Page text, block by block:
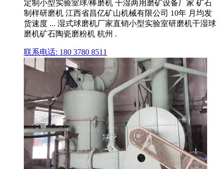
定制小型实验室球/棒磨机 干湿两用磨矿设备厂家 矿石
制样研磨机 江西省昌亿矿山机械有限公司 10年 月均发
货速度 ... 湿式球磨机厂家直销小型实验室研磨机干湿球
磨机矿石陶瓷磨粉机 杭州 .
联系电话: 180 3780 8511